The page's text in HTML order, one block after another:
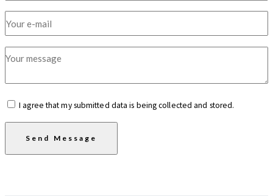
I agree that my submitted data is being collected and stored.
Send Message